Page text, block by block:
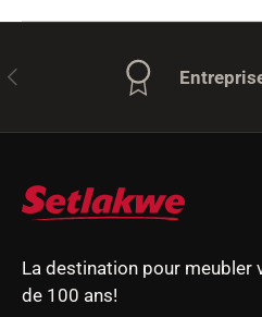
Précédent
La destination pour meubler
de 100 ans!